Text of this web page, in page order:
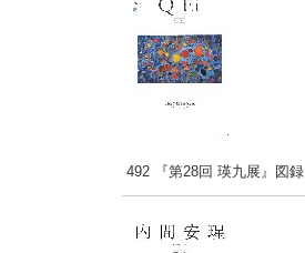
492 『第28回 瑛九展』図録